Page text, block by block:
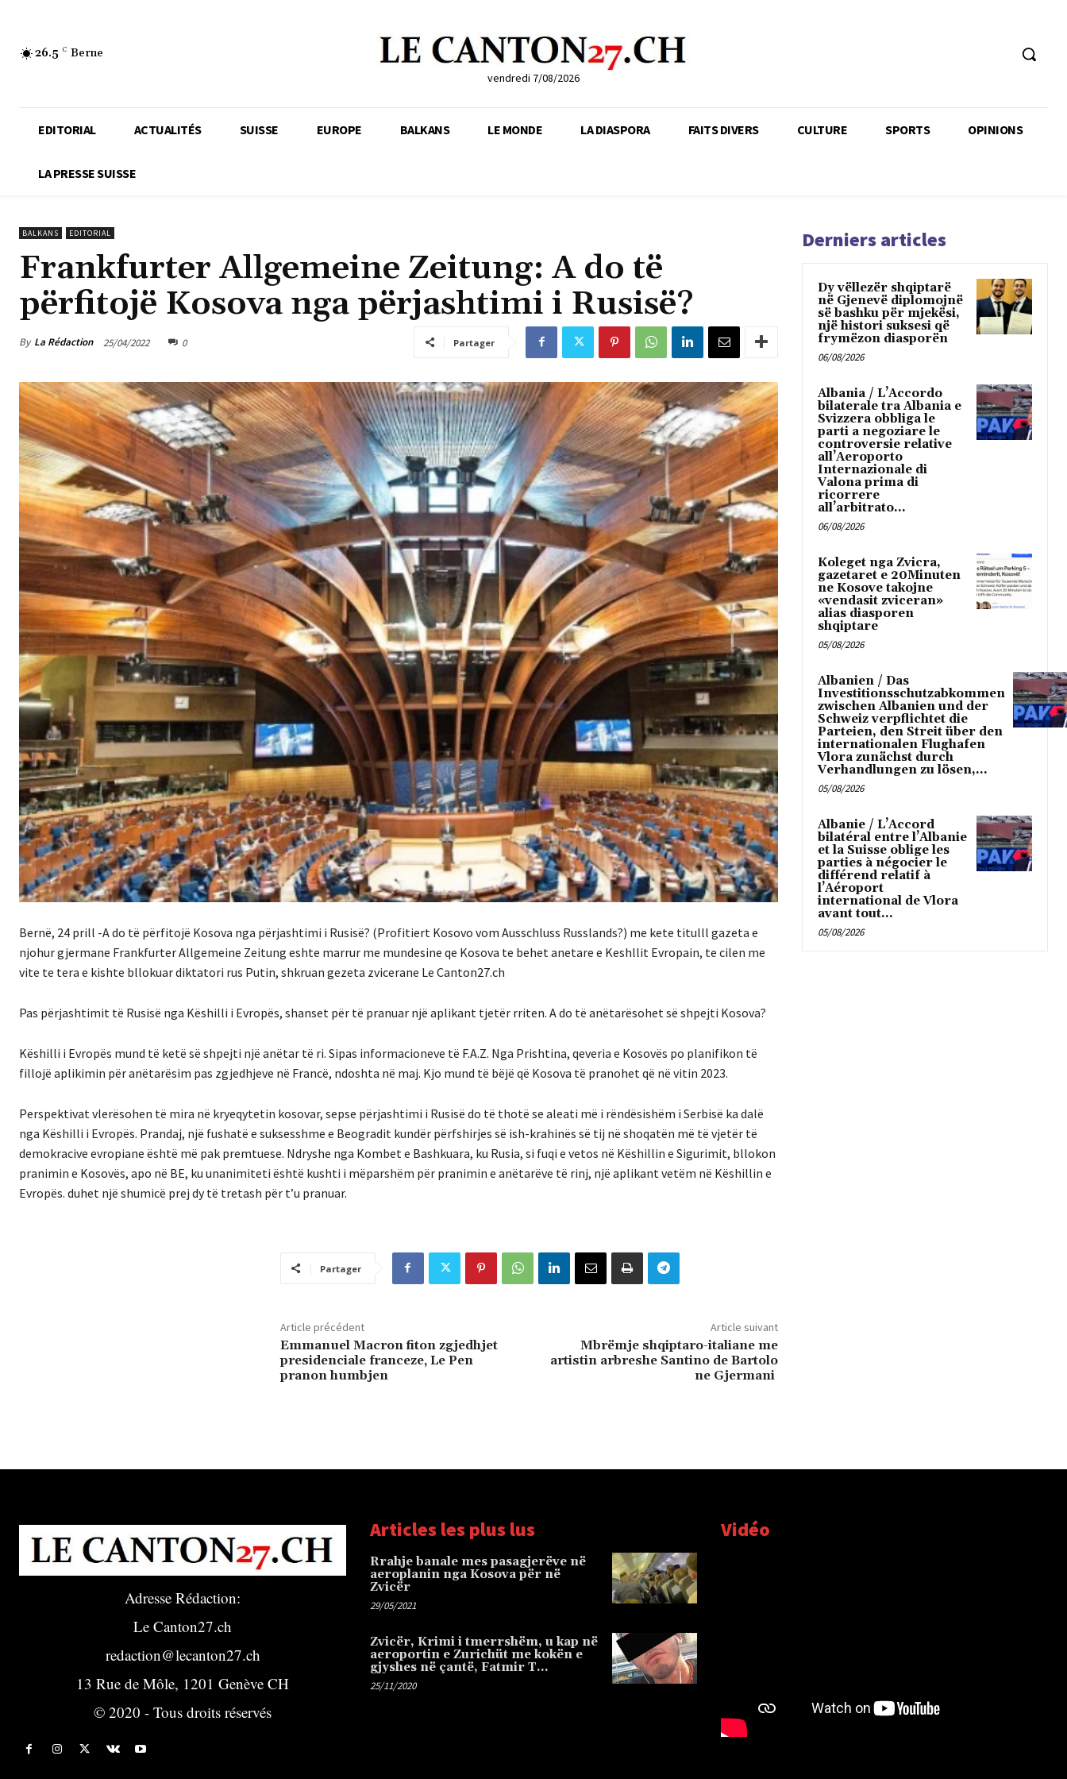
26.5 C Berne
vendredi 7/08/2026
EDITORIAL ACTUALITÉS SUISSE EUROPE BALKANS LE MONDE LA DIASPORA FAITS DIVERS CULTURE SPORTS OPINIONS
LA PRESSE SUISSE
BALKANS EDITORIAL
Frankfurter Allgemeine Zeitung: A do të
përfitojë Kosova nga përjashtimi i Rusisë?
By La Rédaction 25/04/2022 0 Partager
Bernë, 24 prill -A do të përfitojë Kosova nga përjashtimi i Rusisë? (Profitiert Kosovo vom Ausschluss Russlands?) me kete titulll gazeta e
njohur gjermane Frankfurter Allgemeine Zeitung eshte marrur me mundesine qe Kosova te behet anetare e Keshllit Evropain, te cilen me
vite te tera e kishte bllokuar diktatori rus Putin, shkruan gezeta zvicerane Le Canton27.ch
Pas përjashtimit të Rusisë nga Këshilli i Evropës, shanset për të pranuar një aplikant tjetër rriten. A do të anëtarësohet së shpejti Kosova?
Këshilli i Evropës mund të ketë së shpejti një anëtar të ri. Sipas informacioneve të F.A.Z. Nga Prishtina, qeveria e Kosovës po planifikon të
fillojë aplikimin për anëtarësim pas zgjedhjeve në Francë, ndoshta në maj. Kjo mund të bëjë që Kosova të pranohet që në vitin 2023.
Perspektivat vlerësohen të mira në kryeqytetin kosovar, sepse përjashtimi i Rusisë do të thotë se aleati më i rëndësishëm i Serbisë ka dalë
nga Këshilli i Evropës. Prandaj, një fushatë e suksesshme e Beogradit kundër përfshirjes së ish-krahinës së tij në shoqatën më të vjetër të
demokracive evropiane është më pak premtuese. Ndryshe nga Kombet e Bashkuara, ku Rusia, si fuqi e vetos në Këshillin e Sigurimit, bllokon
pranimin e Kosovës, apo në BE, ku unanimiteti është kushti i mëparshëm për pranimin e anëtarëve të rinj, një aplikant vetëm në Këshillin e
Evropës. duhet një shumicë prej dy të tretash për t’u pranuar.
Partager
Article précédent
Emmanuel Macron fiton zgjedhjet
presidenciale franceze, Le Pen
pranon humbjen
Article suivant
Mbrëmje shqiptaro-italiane me
artistin arbreshe Santino de Bartolo
ne Gjermani
Derniers articles
Dy vëllezër shqiptarë
në Gjenevë diplomojnë
së bashku për mjekësi,
një histori suksesi që
frymëzon diasporën
06/08/2026
Albania / L’Accordo
bilaterale tra Albania e
Svizzera obbliga le
parti a negoziare le
controversie relative
all’Aeroporto
Internazionale di
Valona prima di
ricorrere
all’arbitrato...
06/08/2026
Koleget nga Zvicra,
gazetaret e 20Minuten
ne Kosove takojne
«vendasit zviceran»
alias diasporen
shqiptare
05/08/2026
Albanien / Das
Investitionsschutzabkommen
zwischen Albanien und der
Schweiz verpflichtet die
Parteien, den Streit über den
internationalen Flughafen
Vlora zunächst durch
Verhandlungen zu lösen,...
05/08/2026
Albanie / L’Accord
bilatéral entre l’Albanie
et la Suisse oblige les
parties à négocier le
différend relatif à
l’Aéroport
international de Vlora
avant tout...
05/08/2026
Adresse Rédaction:
Le Canton27.ch
redaction@lecanton27.ch
13 Rue de Môle, 1201 Genève CH
© 2020 - Tous droits réservés
Articles les plus lus
Rrahje banale mes pasagjerëve në
aeroplanin nga Kosova për në
Zvicër
29/05/2021
Zvicër, Krimi i tmerrshëm, u kap në
aeroportin e Zurichüt me kokën e
gjyshes në çantë, Fatmir T…
25/11/2020
Vidéo